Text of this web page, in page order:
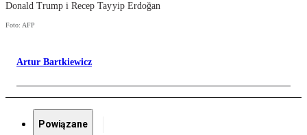
Donald Trump i Recep Tayyip Erdoğan
Foto: AFP
Artur Bartkiewicz
Powiązane